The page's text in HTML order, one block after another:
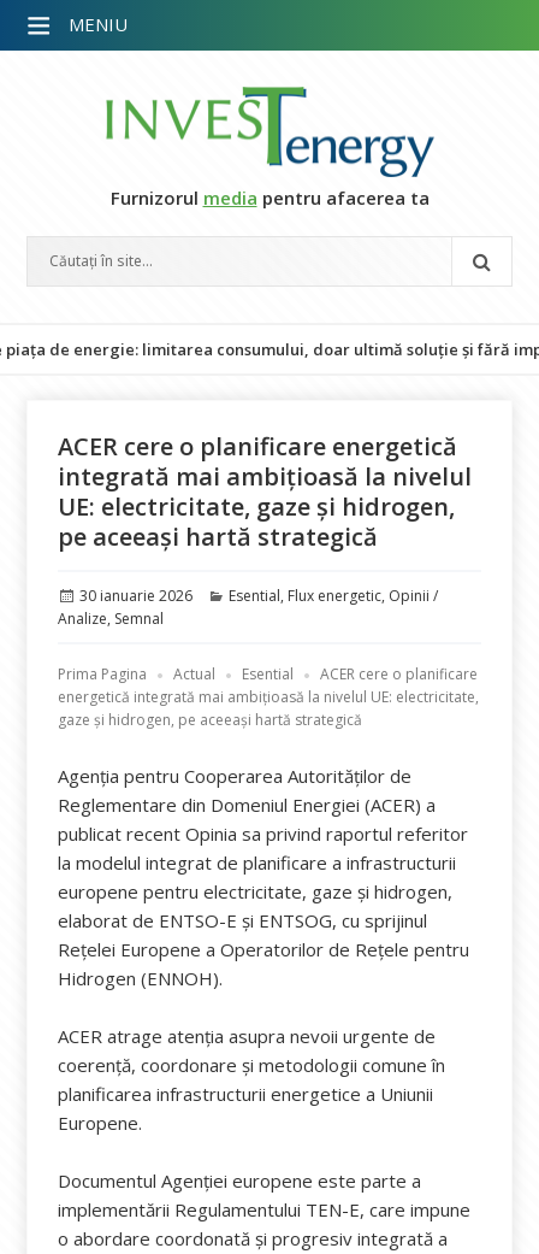
Furnizorul media pentru afacerea ta
limitarea consumului, doar ultimă soluție și fără impact
ACER cere o planificare energetică
integrată mai ambițioasă la nivelul
UE: electricitate, gaze și hidrogen,
pe aceeași hartă strategică
Publicat
pe
30 ianuarie 2026 Categorii
Esential, Flux energetic, Opinii /
Analize, Semnal
Prima Pagina Actual Esential
ACER cere o planificare
energetică integrată mai ambițioasă la nivelul UE: electricitate,
gaze și hidrogen, pe aceeași hartă strategică
Agenția pentru Cooperarea Autorităților de
Reglementare din Domeniul Energiei (ACER) a
publicat recent Opinia sa privind raportul referitor
la modelul integrat de planificare a infrastructurii
europene pentru electricitate, gaze și hidrogen,
elaborat de ENTSO-E și ENTSOG, cu sprijinul
Rețelei Europene a Operatorilor de Rețele pentru
Hidrogen (ENNOH).
ACER atrage atenția asupra nevoii urgente de
coerență, coordonare și metodologii comune în
planificarea infrastructurii energetice a Uniunii
Europene.
Documentul Agenției europene este parte a
implementării Regulamentului TEN-E, care impune
o abordare coordonată și progresiv integrată a
MENIU